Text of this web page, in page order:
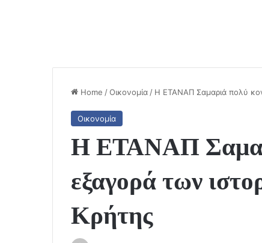
Home /Οικονομία / Η ΕΤΑΝΑΠ Σαμαριά πολύ
Οικονομία
Η ΕΤΑΝΑΠ
εξαγορά των
Κρήτης